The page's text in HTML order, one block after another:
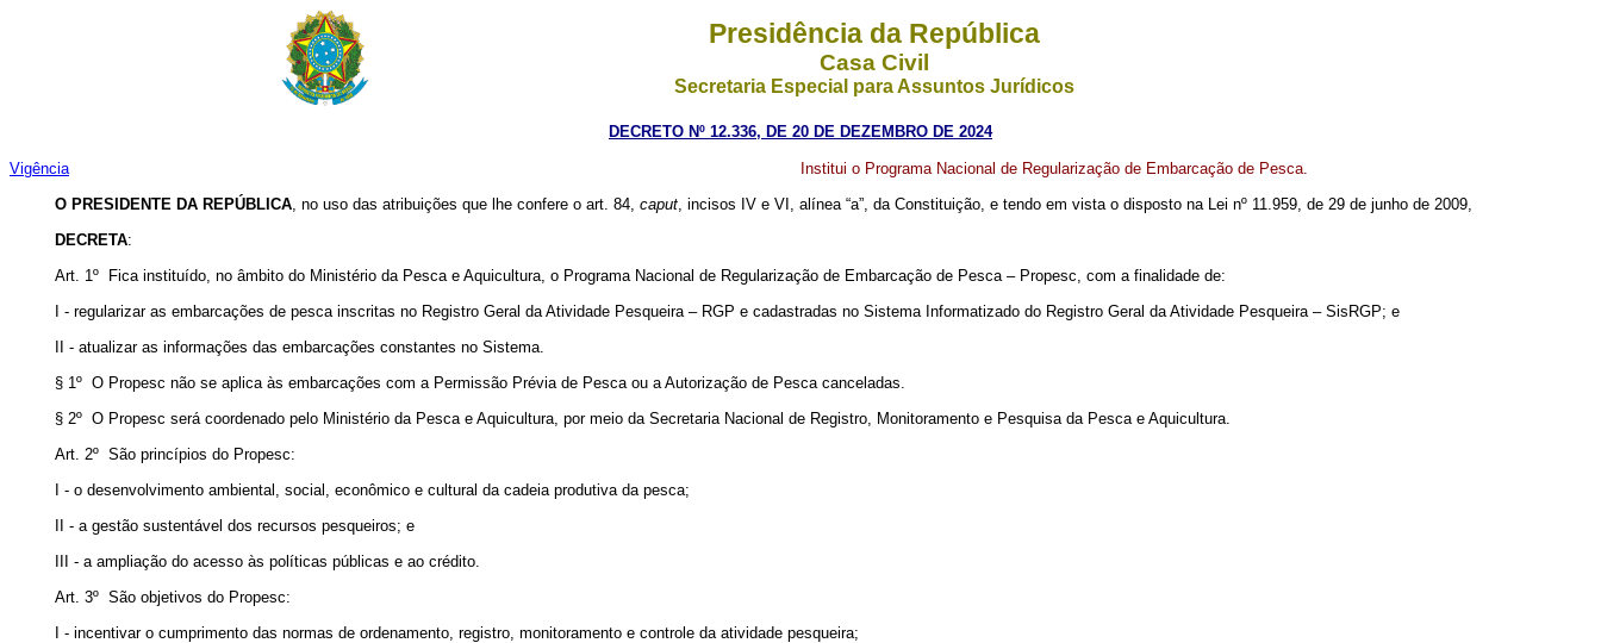
Presidência da República
Casa Civil
Secretaria Especial para Assuntos Jurídicos
DECRETO Nº 12.336, DE 20 DE DEZEMBRO DE 2024
Vigência
Institui o Programa Nacional de Regularização de Embarcação de Pesca.
O PRESIDENTE DA REPÚBLICA, no uso das atribuições que lhe confere o art. 84, caput, incisos IV e VI, alínea “a”, da Constituição, e tendo em vista o disposto na Lei nº 11.959, de 29 de junho de 2009,
DECRETA:
Art. 1º Fica instituído, no âmbito do Ministério da Pesca e Aquicultura, o Programa Nacional de Regularização de Embarcação de Pesca – Propesc, com a finalidade de:
I - regularizar as embarcações de pesca inscritas no Registro Geral da Atividade Pesqueira – RGP e cadastradas no Sistema Informatizado do Registro Geral da Atividade Pesqueira – SisRGP; e
II - atualizar as informações das embarcações constantes no Sistema.
§ 1º O Propesc não se aplica às embarcações com a Permissão Prévia de Pesca ou a Autorização de Pesca canceladas.
§ 2º O Propesc será coordenado pelo Ministério da Pesca e Aquicultura, por meio da Secretaria Nacional de Registro, Monitoramento e Pesquisa da Pesca e Aquicultura.
Art. 2º São princípios do Propesc:
I - o desenvolvimento ambiental, social, econômico e cultural da cadeia produtiva da pesca;
II - a gestão sustentável dos recursos pesqueiros; e
III - a ampliação do acesso às políticas públicas e ao crédito.
Art. 3º São objetivos do Propesc:
I - incentivar o cumprimento das normas de ordenamento, registro, monitoramento e controle da atividade pesqueira;